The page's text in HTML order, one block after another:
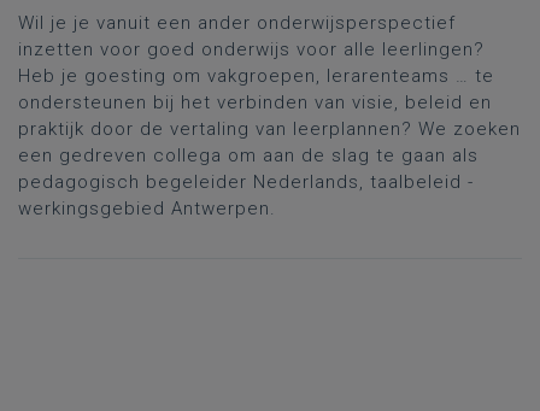
Wil je je vanuit een ander onderwijsperspectief
inzetten voor goed onderwijs voor alle leerlingen?
Heb je goesting om vakgroepen, lerarenteams … te
ondersteunen bij het verbinden van visie, beleid en
praktijk door de vertaling van leerplannen? We zoeken
een gedreven collega om aan de slag te gaan als
pedagogisch begeleider Nederlands, taalbeleid -
werkingsgebied Antwerpen.